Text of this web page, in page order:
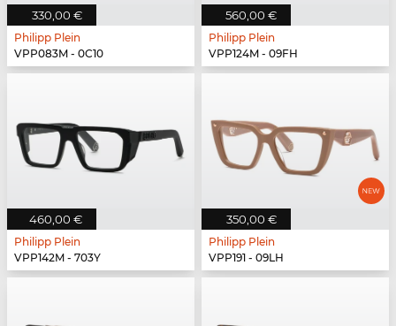
330,00 €
Philipp Plein
VPP083M - 0C10
560,00 €
Philipp Plein
VPP124M - 09FH
460,00 €
Philipp Plein
VPP142M - 703Y
350,00 €
Philipp Plein
VPP191 - 09LH